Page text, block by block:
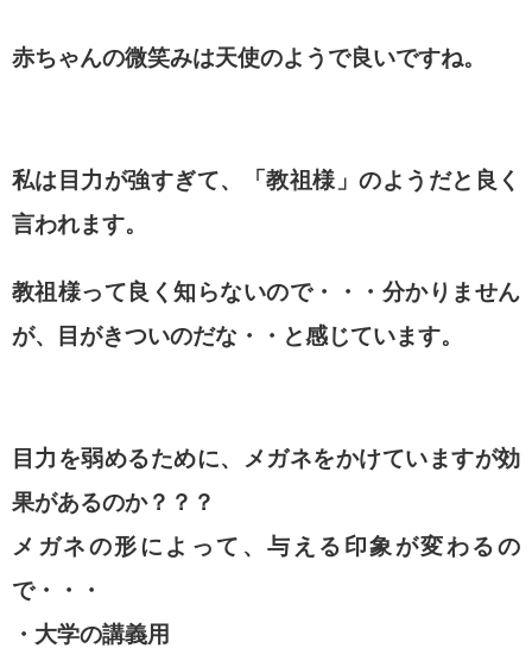
赤ちゃんの微笑みは天使のようで良いですね。
私は目力が強すぎて、「教祖様」のようだと良く
言われます。
教祖様って良く知らないので・・・分かりません
が、
目がきついのだな・・と感じています。
目力を弱めるために、
メガネをかけていますが効
果があるのか？？？
メガネの形によって、与える印象が変わるの
で・・・
・大学の講義用